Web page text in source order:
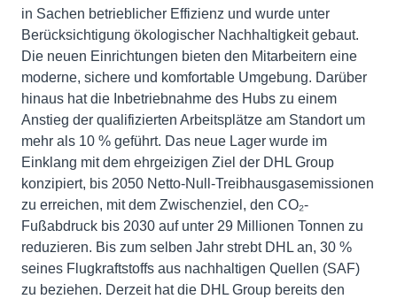
in Sachen betrieblicher Effizienz und wurde unter
Berücksichtigung ökologischer Nachhaltigkeit gebaut.
Die neuen Einrichtungen bieten den Mitarbeitern eine
moderne, sichere und komfortable Umgebung. Darüber
hinaus hat die Inbetriebnahme des Hubs zu einem
Anstieg der qualifizierten Arbeitsplätze am Standort um
mehr als 10 % geführt. Das neue Lager wurde im
Einklang mit dem ehrgeizigen Ziel der DHL Group
konzipiert, bis 2050 Netto-Null-Treibhausgasemissionen
zu erreichen, mit dem Zwischenziel, den CO₂-
Fußabdruck bis 2030 auf unter 29 Millionen Tonnen zu
reduzieren. Bis zum selben Jahr strebt DHL an, 30 %
seines Flugkraftstoffs aus nachhaltigen Quellen (SAF)
zu beziehen. Derzeit hat die DHL Group bereits den